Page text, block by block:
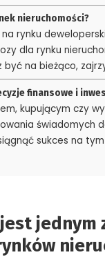
nieruchomości?
rynku
dla rynku
na bieżąco,
finansowe i
kupującym czy
świadomych
sukces na tym
jednym